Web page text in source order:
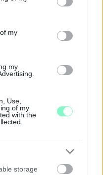
its third-party tags to
in below Google
my
my
Use,
of my
with the
storage
Szólj hozzá!